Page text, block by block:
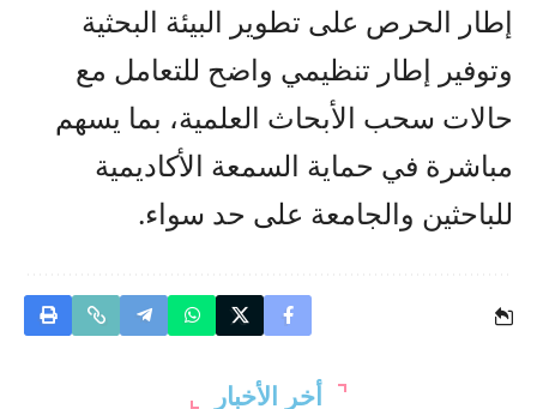
إطار الحرص على تطوير البيئة البحثية
وتوفير إطار تنظيمي واضح للتعامل مع
حالات سحب الأبحاث العلمية، بما يسهم
مباشرة في حماية السمعة الأكاديمية
للباحثين والجامعة على حد سواء.
أخر الأخبار